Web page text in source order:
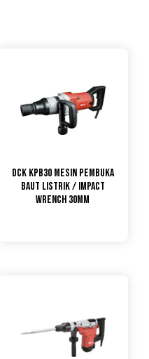
DCK KPB30 Mesin Pembuka
Baut Listrik / Impact
Wrench 30mm